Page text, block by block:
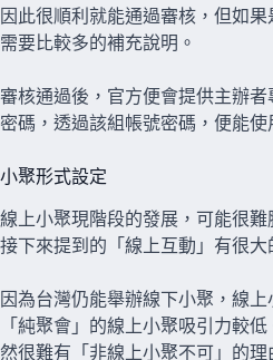
因此很順利就能通過審核，但如
需要比較多的補充說明。
審核通過後，官方便會提供主辦
密碼，透過該組帳號密碼，便能使
小聚形式設定
線上小聚現階段的發展，可能很
接下來提到的「線上互動」有很大
因為台灣仍能舉辦線下小聚，線
「純聚會」的線上小聚吸引力較
然很難有「非線上小聚不可」的理